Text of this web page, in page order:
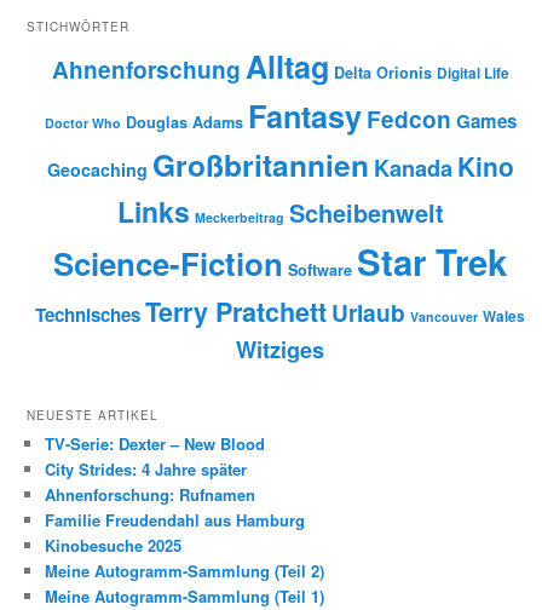
STICHWÖRTER
AhnenforschungAlltag Delta Orionis Digital Life
Doctor Who Douglas Adams Fantasy Fedcon Games
Geocaching Großbritannien Kanada Kino
Links Meckerbeitrag Scheibenwelt
Science-Fiction Software Star Trek
TechnischesTerry PratchettUrlaub Vancouver Wales
Witziges
NEUESTE ARTIKEL
TV-Serie: Dexter – New Blood
City Strides: 4 Jahre später
Ahnenforschung: Rufnamen
Familie Freudendahl aus Hamburg
Kinobesuche 2025
Meine Autogramm-Sammlung (Teil 2)
Meine Autogramm-Sammlung (Teil 1)